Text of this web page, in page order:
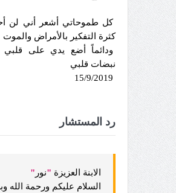
كل طموحاتي أشعر أني لن
كثرة التفكير بالأمراض والموت
ودائماً أضع يدي على
نبضات قلبي
رد المستشار
الابنة العزيزة "نور "
السلام عليكم ورحمة الله